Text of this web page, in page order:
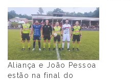
Aliança e João Pessoa
estão na final do